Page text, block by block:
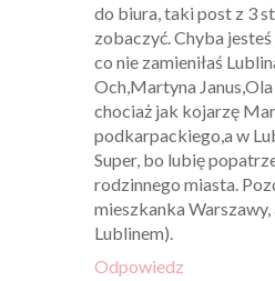
do biura, taki post z 3
zobaczyć. Chyba
co nie zamieniłaś
Och,Martyna
chociaż jak kojarzę
podkarpackiego,a w
Super, bo lubię
rodzinnego miasta.
mieszkanka
Lublinem).
Odpowiedz